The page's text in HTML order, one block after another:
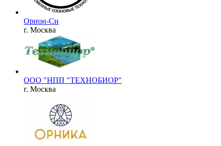
Орион-Си
г. Москва
ООО "НПП "ТЕХНОБИОР"
г. Москва